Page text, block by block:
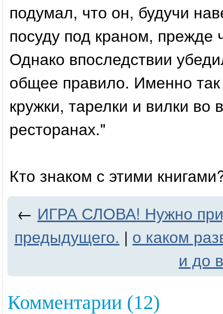
подумал, что он, будучи
посуду под краном,
Однако впоследствии
общее правило. Именно
кружки, тарелки и вилки во
ресторанах."
Кто знаком с этими
← ИГРА СЛОВА! Нужно
предыдущего. | о каком
и до
Комментарии (12)